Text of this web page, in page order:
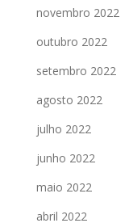
novembro 2022
outubro 2022
setembro 2022
agosto 2022
julho 2022
junho 2022
maio 2022
abril 2022